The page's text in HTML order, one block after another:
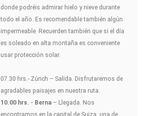
donde podréis admirar hielo y nieve durante
todo el año. Es recomendable también algún
impermeable. Recuerden también que si el día
es soleado en alta montaña es conveniente
usar protección solar.
07.30 hrs.- Zúrich – Salida. Disfrutaremos de
agradables paisajes en nuestra ruta.
10.00 hrs. - Berna – Llegada. Nos